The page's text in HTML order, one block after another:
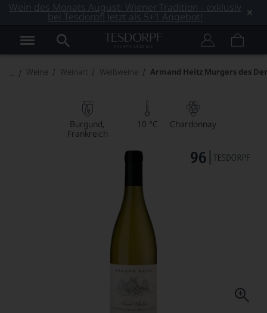
Wein des Monats August: Wiener Tradition - exklusiv
bei Tesdorpf! Jetzt als 5+1 Angebot!
Weine Weinart Weißweine Armand Heitz Murgers des
Burgund
Frankreich
10 °C Chardonnay